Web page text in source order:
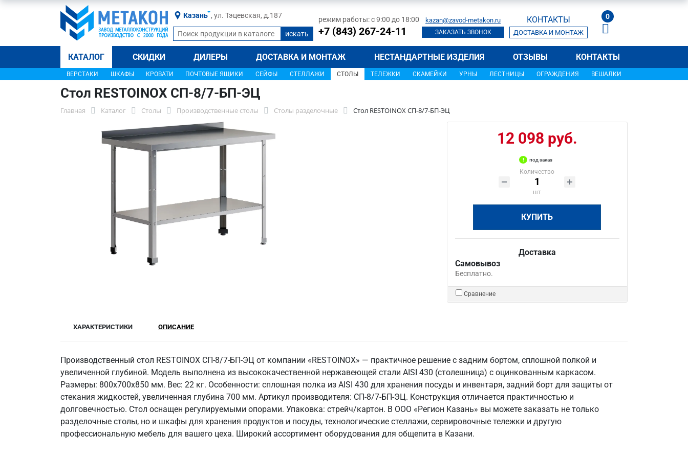
Казань , ул. Тэцевская, д.187 режим работы: с 9:00 до 18:00
+7 (843) 267-24-11
kazan@zavod-metakon.ru
ЗАКАЗАТЬ ЗВОНОК
КОНТАКТЫ
ДОСТАВКА И МОНТАЖ
0
КАТАЛОГ СКИДКИ ДИЛЕРЫ ДОСТАВКА И МОНТАЖ НЕСТАНДАРТНЫЕ ИЗДЕЛИЯ ОТЗЫВЫ КОНТАКТЫ
ВЕРСТАКИ ШКАФЫ КРОВАТИ ПОЧТОВЫЕ ЯЩИКИ СЕЙФЫ СТЕЛЛАЖИ СТОЛЫ ТЕЛЕЖКИ СКАМЕЙКИ УРНЫ ЛЕСТНИЦЫ ОГРАЖДЕНИЯ ВЕШАЛКИ
Стол RESTOINOX СП-8/7-БП-ЭЦ
Главная Каталог Столы Производственные столы Столы разделочные Стол RESTOINOX СП-8/7-БП-ЭЦ
12 098 руб.
под заказ
Количество
шт
КУПИТЬ
Доставка
Самовывоз
Бесплатно.
Сравнение
ХАРАКТЕРИСТИКИ ОПИСАНИЕ
Производственный стол RESTOINOX СП-8/7-БП-ЭЦ от компании «RESTOINOX» — практичное решение с задним бортом, сплошной полкой и
увеличенной глубиной. Модель выполнена из высококачественной нержавеющей стали AISI 430 (столешница) с оцинкованным каркасом.
Размеры: 800x700x850 мм. Вес: 22 кг. Особенности: сплошная полка из AISI 430 для хранения посуды и инвентаря, задний борт для защиты от
стекания жидкостей, увеличенная глубина 700 мм. Артикул производителя: СП-8/7-БП-ЭЦ. Конструкция отличается практичностью и
долговечностью. Стол оснащен регулируемыми опорами. Упаковка: стрейч/картон. В ООО «Регион Казань» вы можете заказать не только
разделочные столы, но и шкафы для хранения продуктов и посуды, технологические стеллажи, сервировочные тележки и другую
профессиональную мебель для вашего цеха. Широкий ассортимент оборудования для общепита в Казани.